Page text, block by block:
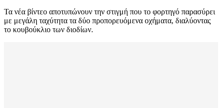
Τα νέα βίντεο αποτυπώνουν την στιγμή που το φορτηγό παρασύρει
με μεγάλη ταχύτητα τα δύο προπορευόμενα οχήματα, διαλύοντας
το κουβούκλιο των διοδίων.